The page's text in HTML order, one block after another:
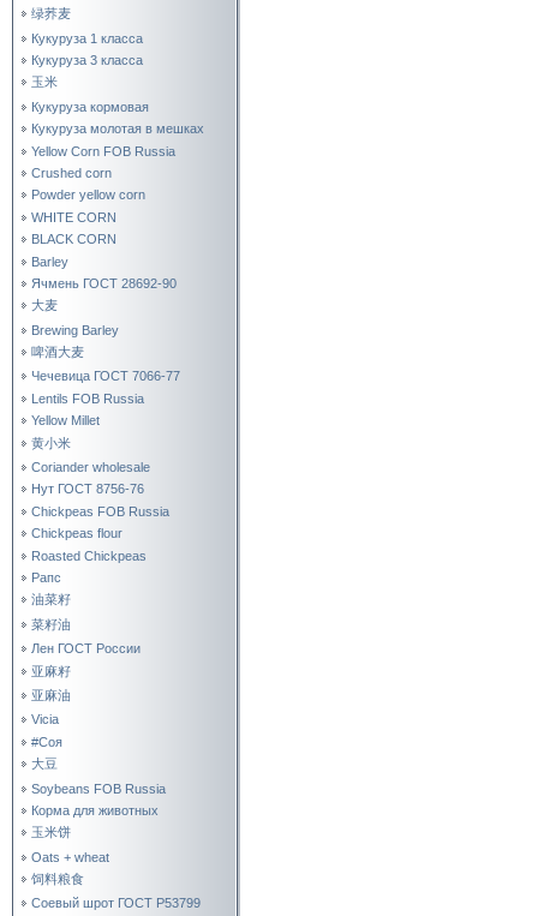
绿荞麦
Кукуруза 1 класса
Кукуруза 3 класса
玉米
Кукуруза кормовая
Кукуруза молотая в мешках
Yellow Corn FOB Russia
Crushed corn
Powder yellow corn
WHITE CORN
BLACK CORN
Barley
Ячмень ГОСТ 28692-90
大麦
Brewing Barley
啤酒大麦
Чечевица ГОСТ 7066-77
Lentils FOB Russia
Yellow Millet
黄小米
Coriander wholesale
Нут ГОСТ 8756-76
Chickpeas FOB Russia
Chickpeas flour
Roasted Chickpeas
Рапс
油菜籽
菜籽油
Лен ГОСТ России
亚麻籽
亚麻油
Vicia
#Соя
大豆
Soybeans FOB Russia
Корма для животных
玉米饼
Oats + wheat
饲料粮食
Соевый шрот ГОСТ Р53799